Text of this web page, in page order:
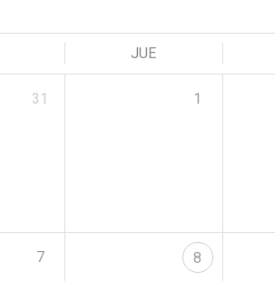
JUE
31 1
7 8